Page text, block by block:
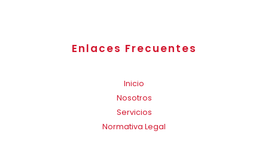
Enlaces Frecuentes
Inicio
Nosotros
Servicios
Normativa Legal